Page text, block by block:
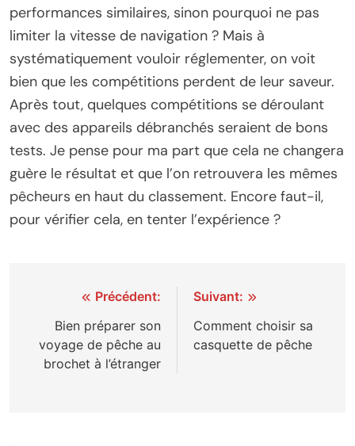
performances similaires, sinon pourquoi ne pas
limiter la vitesse de navigation ? Mais à
systématiquement vouloir réglementer, on voit
bien que les compétitions perdent de leur saveur.
Après tout, quelques compétitions se déroulant
avec des appareils débranchés seraient de bons
tests. Je pense pour ma part que cela ne changera
guère le résultat et que l’on retrouvera les mêmes
pêcheurs en haut du classement. Encore faut-il,
pour vérifier cela, en tenter l’expérience ?
Navigation
l’article
Précédent:
Bien préparer son
voyage de pêche au
brochet à l’étranger
Suivant:
Comment choisir sa
casquette de pêche